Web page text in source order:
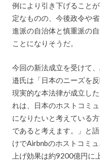
例により引き下げること
定なものの、今後政令や
進派の自治体と慎重派の
ことになりそうだ。
今回の新法成立を受けて
邉氏は「日本のニーズを
現実的な本法律が成立し
れは、日本のホストコミ
になりたいと考えている
であると考えます。」と
けでAirbnbのホストコミ
上げ効果は約9200億円